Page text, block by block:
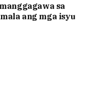
sa
ang mga isyu